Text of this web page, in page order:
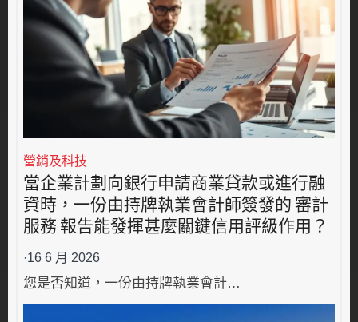
營銷及科技
當企業計劃向銀行申請商業貸款或進行融
資時，一份由持牌執業會計師簽發的 審計
服務 報告能發揮甚麼關鍵信用評級作用？
·16 6 月 2026
您是否知道，一份由持牌執業會計…